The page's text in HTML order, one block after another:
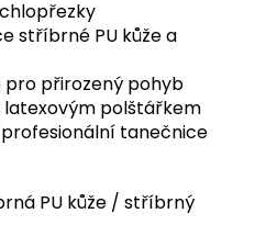
stříbrné PU kůže a
pro přirozený pohyb
latexovým polštářkem
tanečnice
PU kůže / stříbrný